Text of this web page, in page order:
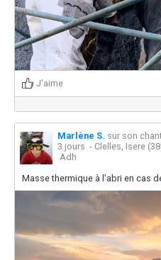
J'aime
Marlène S. sur son
3 jours - Clelles, Isere
Adh
Masse thermique à l’abri en cas